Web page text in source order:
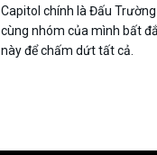
Capitol chính là Đấu
cùng nhóm của mình bất
này để chấm dứt tất cả.